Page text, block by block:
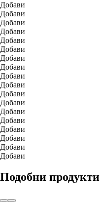
Добави
Добави
Добави
Добави
Добави
Добави
Добави
Добави
Добави
Добави
Добави
Добави
Добави
Добави
Добави
Добави
Добави
Добави
Подобни продукти